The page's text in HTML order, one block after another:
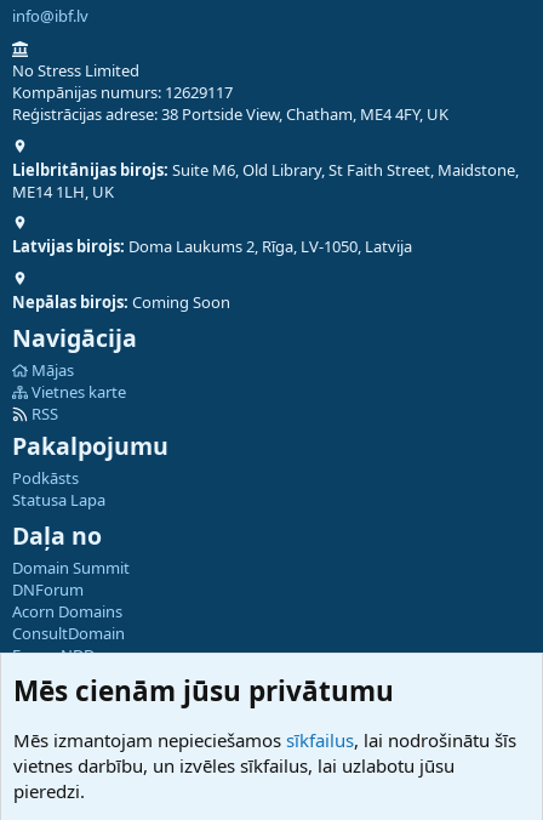
info@ibf.lv
No Stress Limited
Kompānijas numurs: 12629117
Reģistrācijas adrese: 38 Portside View, Chatham, ME4 4FY, UK
Lielbritānijas birojs: Suite M6, Old Library, St Faith Street, Maidstone,
ME14 1LH, UK
Latvijas birojs: Doma Laukums 2, Rīga, LV-1050, Latvija
Nepālas birojs: Coming Soon
Navigācija
Mājas
Vietnes karte
RSS
Pakalpojumu
Podkāsts
Statusa Lapa
Daļa no
Domain Summit
DNForum
Acorn Domains
ConsultDomain
ForumNDD
Domainforum.ro
27.be
Hostmaria
Atbalsts
Mēs cienām jūsu privātumu
Mēs izmantojam nepieciešamos sīkfailus, lai nodrošinātu šīs
vietnes darbību, un izvēles sīkfailus, lai uzlabotu jūsu
pieredzi.